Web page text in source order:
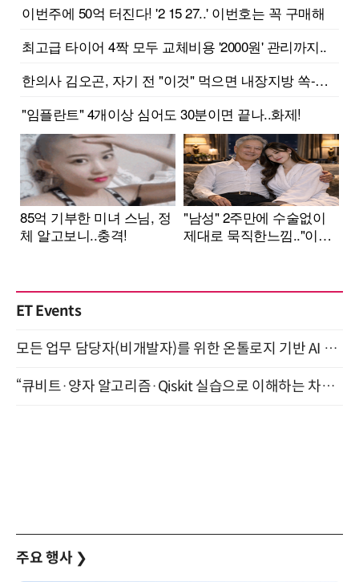
ET Events
모든 업무 담당자(비개발자)를 위한 온톨로지 기반 AI 지식체계 설계 1-day 워크숍 8월 20일 개최
“큐비트·양자 알고리즘·Qiskit 실습으로 이해하는 차세대 컴퓨팅” (8/28)
주요 행사 ❯